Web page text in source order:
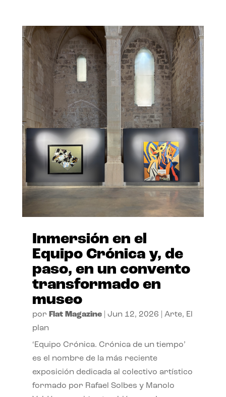
Inmersión en el
Equipo Crónica y, de
paso, en un convento
transformado en
museo
por Flat Magazine| Jun 12, 2026 Arte, El
plan
‘Equipo Crónica. Crónica de un tiempo’
es el nombre de la más reciente
exposición dedicada al colectivo artístico
formado por Rafael Solbes y Manolo